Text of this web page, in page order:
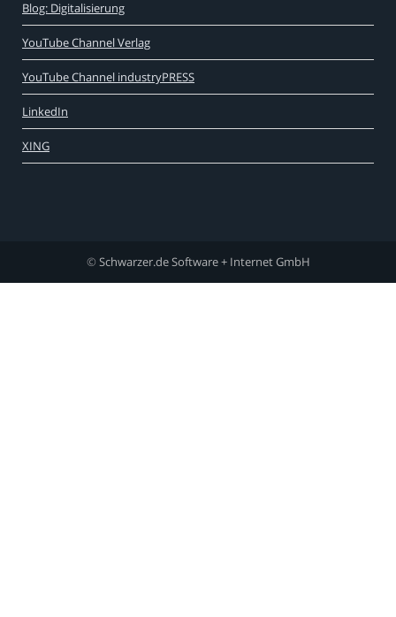
Blog: Digitalisierung
YouTube Channel Verlag
YouTube Channel industryPRESS
LinkedIn
XING
© Schwarzer.de Software + Internet GmbH